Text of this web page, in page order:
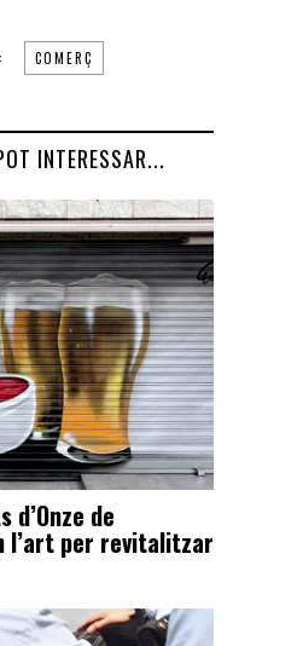
COMERÇ
INTERESSAR...
d’Onze de
l’art per revitalitzar